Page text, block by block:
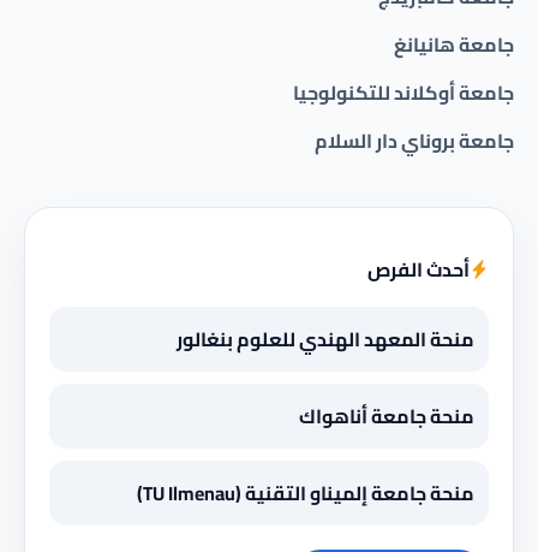
جامعة هانيانغ
جامعة أوكلاند للتكنولوجيا
جامعة بروناي دار السلام
أحدث الفرص
منحة المعهد الهندي للعلوم بنغالور
منحة جامعة أناهواك
منحة جامعة إلميناو التقنية (TU Ilmenau)